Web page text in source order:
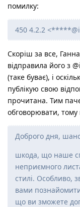
помилку:
450 4.2.2
Скоріш за все,
відправила його з
(таке буває), і
публікую свою
прочитана. Тим
обговорювати,
Доброго дня,
шкода, що наше
неприємного
стилі. Особливо,
вами
що ви зможете